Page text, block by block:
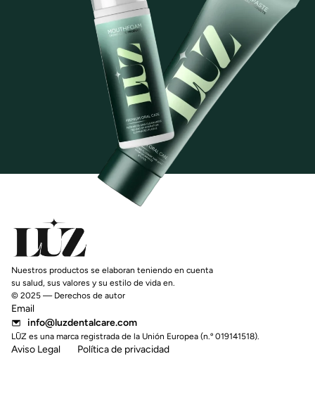
Email
info@luzdentalcare.com
LŪZ es una marca registrada de la Unión Europea (n.º 019141518).
Aviso Legal Política de privacidad
Nuestros productos se elaboran teniendo en cuenta
su salud, sus valores y su estilo de vida en.
© 2025 — Derechos de autor